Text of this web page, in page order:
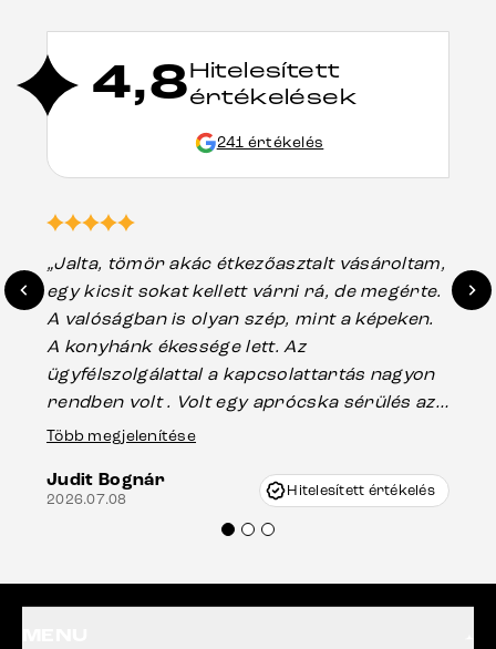
4,8Hitelesített
értékelések
241 értékelés
„Jalta, tömör akác étkezőasztalt vásároltam,
egy kicsit sokat kellett várni rá, de megérte.
A valóságban is olyan szép, mint a képeken.
A konyhánk ékessége lett. Az
ügyfélszolgálattal a kapcsolattartás nagyon
rendben volt . Volt egy aprócska sérülés az
asztal talpánál, ami szállításkor
nagyon korrekten jártak el az ügyemben.
Mindenkinek ajánlani tudom a Delife
Több megjelenítése
Judit Bognár
2026.07.08 Hitelesített értékelés